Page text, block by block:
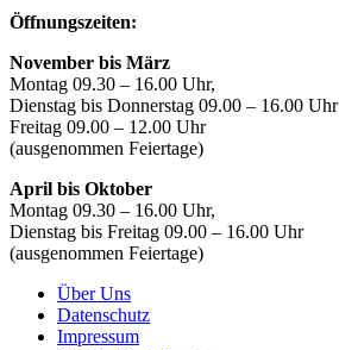
Öffnungszeiten:
November bis März
Montag 09.30 – 16.00 Uhr,
Dienstag bis Donnerstag 09.00 – 16.00 Uhr
Freitag 09.00 – 12.00 Uhr
(ausgenommen Feiertage)
April bis Oktober
Montag 09.30 – 16.00 Uhr,
Dienstag bis Freitag 09.00 – 16.00 Uhr
(ausgenommen Feiertage)
Über Uns
Datenschutz
Impressum